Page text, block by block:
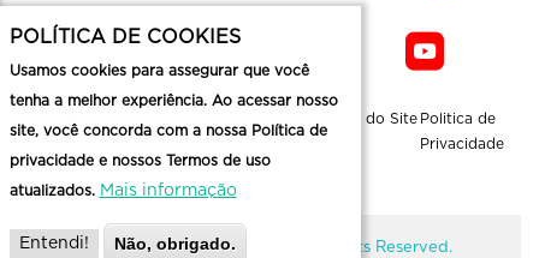
Mapa do Site Politica de
Privacidade
@ Copyright Belotur 2026. All Rights Reserved.
POLÍTICA DE COOKIES
Usamos cookies para assegurar que você
tenha a melhor experiência. Ao acessar nosso
site, você concorda com a nossa Política de
privacidade e nossos Termos de uso
atualizados. Mais informação
Entendi! Não, obrigado.